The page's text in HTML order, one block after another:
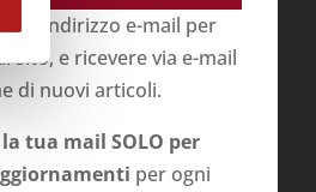
tuo indirizzo e-mail per
sito, e ricevere via e-mail
di nuovi articoli.
tua mail SOLO per
per ogni